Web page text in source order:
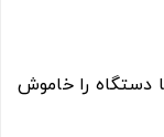
دستگاه را خاموش